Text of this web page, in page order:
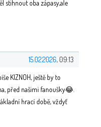
stihnout oba zápasy,ale
15.02.2026, 09:13
KIZNOH, ještě by to
před našimi fanoušky😂.
hrací době, vždyť